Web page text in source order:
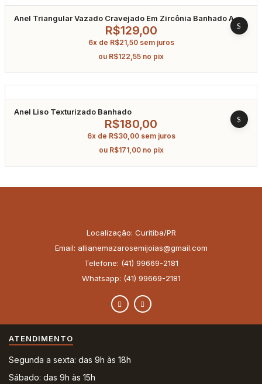
Anel Triangular Vazado Cravejado Em Zircônia Banhado A
R$129,00
6x de R$21,50 sem juros
ou R$122,55 no pix
Anel Liso Texturizado Banhado
R$180,00
6x de R$30,00 sem juros
ou R$171,00 no pix
Localização: Curitiba/PR
Email: allianemazarosemijoias@gmail.com
Telefone: (41) 99669-2181
Whatsapp: (41) 99669-2181
ATENDIMENTO
Segunda a sexta: das 9h às 18h
Sábado: das 9h às 15h